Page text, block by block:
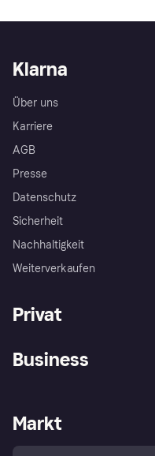
Klarna
Über uns
Karriere
AGB
Presse
Datenschutz
Sicherheit
Nachhaltigkeit
Weiterverkaufen
Privat
Shops entdecken
Business
Händlerportal
Markt